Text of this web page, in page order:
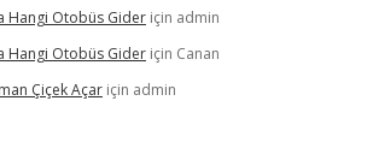
Hangi Otobüs Gider için admin
Hangi Otobüs Gider için Canan
Çiçek Açar için admin